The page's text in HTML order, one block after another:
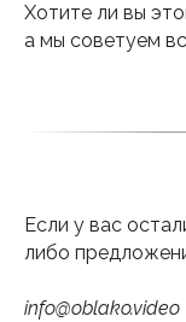
Хотите ли вы
а мы советуем
Если у вас
либо
info@oblako.video